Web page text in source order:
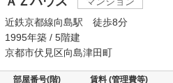
近鉄京都線向島駅 徒歩8分
1995年築 / 5階建
京都市伏見区向島津田町
部屋番号(階) 賃料 (管理費等)